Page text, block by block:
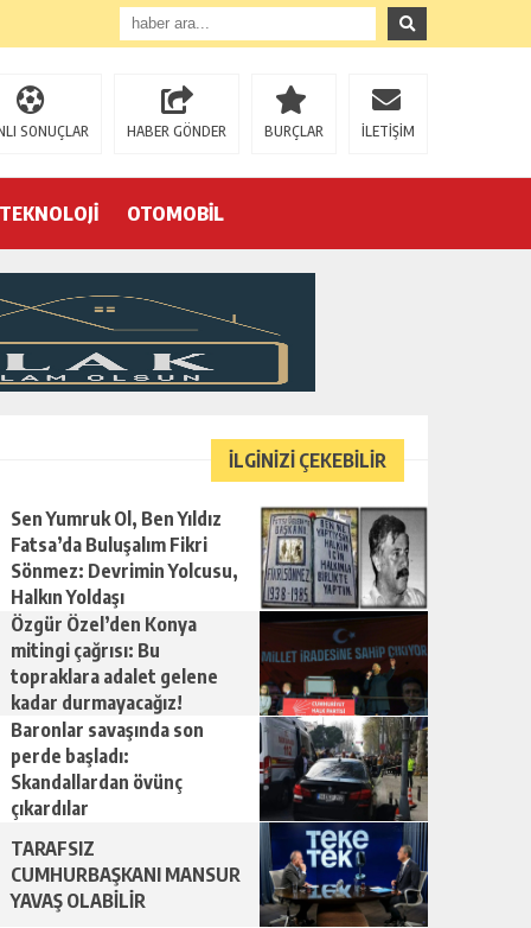
SONUÇLAR HABER GÖNDER BURÇLAR İLETİŞİM
TEKNOLOJİ OTOMOBİL
İLGİNİZİ ÇEKEBİLİR
Sen Yumruk Ol, Ben Yıldız
Fatsa’da Buluşalım Fikri
Sönmez: Devrimin Yolcusu,
Halkın Yoldaşı
Özgür Özel’den Konya
mitingi çağrısı: Bu
topraklara adalet gelene
kadar durmayacağız!
Baronlar savaşında son
perde başladı:
Skandallardan övünç
çıkardılar
TARAFSIZ
CUMHURBAŞKANI MANSUR
YAVAŞ OLABİLİR